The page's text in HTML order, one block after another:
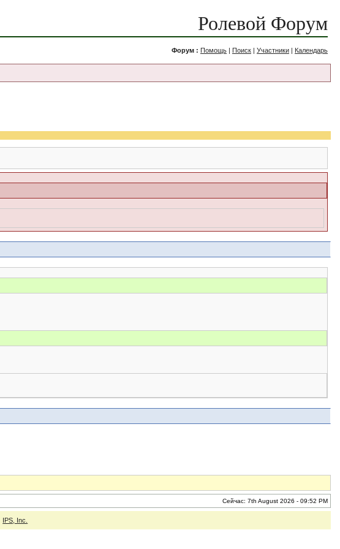
Ролевой Форум
Форум : Помощь | Поиск | Участники | Календарь
Сейчас: 7th August 2026 - 09:52 PM
IPS, Inc.